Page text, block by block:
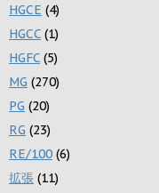
HGCE (4)
HGCC (1)
HGFC (5)
MG (270)
PG (20)
RG (23)
RE/100 (6)
拡張 (11)